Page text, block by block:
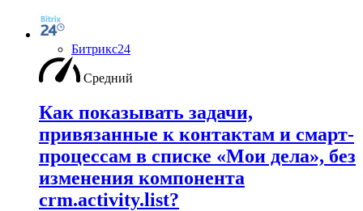
Битрикс24
Средний
Как показывать задачи,
привязанные к контактам и смарт-
процессам в списке «Мои дела», без
изменения компонента
crm.activity.list?